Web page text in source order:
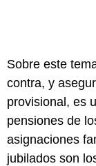
Sobre este
contra, y
provisional, es
pensiones de
asignaciones
jubilados son